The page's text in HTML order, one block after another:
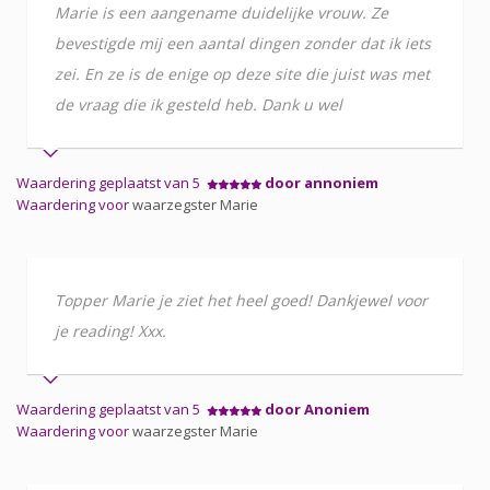
Marie is een aangename duidelijke vrouw. Ze
bevestigde mij een aantal dingen zonder dat ik iets
zei. En ze is de enige op deze site die juist was met
de vraag die ik gesteld heb. Dank u wel
Waardering geplaatst van 5
door annoniem
Waardering voorwaarzegster Marie
Topper Marie je ziet het heel goed! Dankjewel voor
je reading! Xxx.
Waardering geplaatst van 5
door Anoniem
Waardering voorwaarzegster Marie